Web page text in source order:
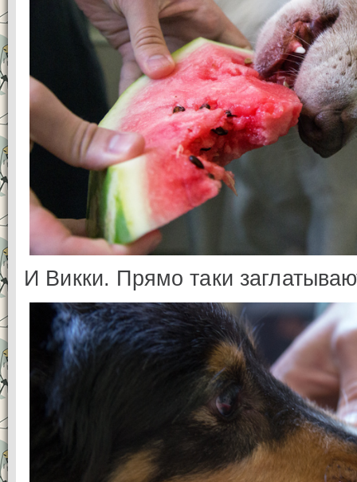
И Викки. Прямо таки